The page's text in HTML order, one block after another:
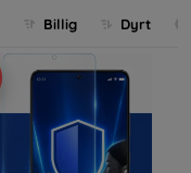
Billig Dyrt